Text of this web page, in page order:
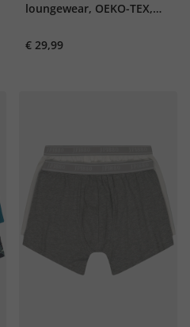
loungewear, OEKO-TEX,
8XL
€ 29,99